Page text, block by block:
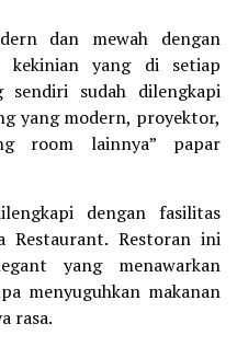
dan mewah dengan
kekinian yang di setiap
sendiri sudah dilengkapi
yang modern, proyektor,
room lainnya” papar
dengan fasilitas
Restaurant. Restoran ini
yang menawarkan
menyuguhkan makanan
rasa.